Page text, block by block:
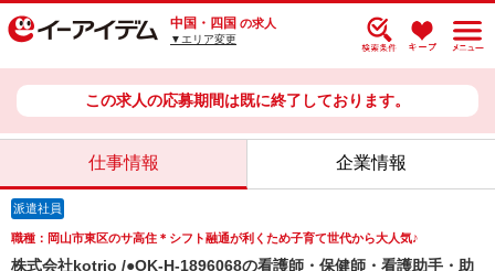
中国・四国 の求人
▼エリア変更
この求人の応募期間は既に終了しております。
仕事情報 企業情報
派遣社員
職種：岡山市東区のサ高住＊シフト融通が利くため子育て世代から大人気♪
株式会社kotrio /●OK-H-1896068の看護師・保健師・看護助手・助